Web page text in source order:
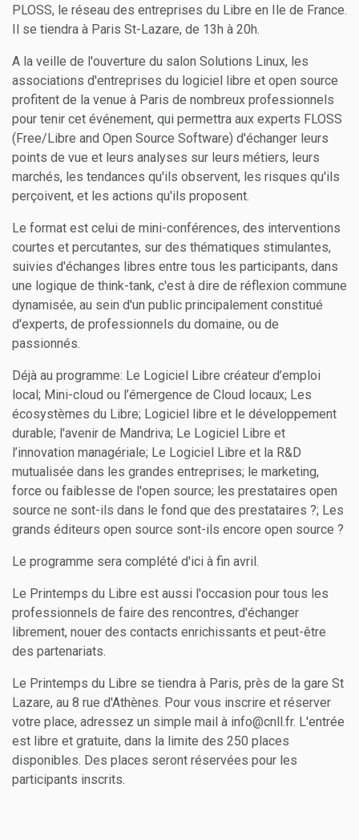
PLOSS, le réseau des entreprises du Libre en Ile de France.
Il se tiendra à Paris St-Lazare, de 13h à 20h.
A la veille de l'ouverture du salon Solutions Linux, les
associations d'entreprises du logiciel libre et open source
profitent de la venue à Paris de nombreux professionnels
pour tenir cet événement, qui permettra aux experts FLOSS
(Free/Libre and Open Source Software) d'échanger leurs
points de vue et leurs analyses sur leurs métiers, leurs
marchés, les tendances qu'ils observent, les risques qu'ils
perçoivent, et les actions qu'ils proposent.
Le format est celui de mini-conférences, des interventions
courtes et percutantes, sur des thématiques stimulantes,
suivies d'échanges libres entre tous les participants, dans
une logique de think-tank, c'est à dire de réflexion commune
dynamisée, au sein d'un public principalement constitué
d'experts, de professionnels du domaine, ou de
passionnés.
Déjà au programme: Le Logiciel Libre créateur d’emploi
local; Mini-cloud ou l’émergence de Cloud locaux; Les
écosystèmes du Libre; Logiciel libre et le développement
durable; l'avenir de Mandriva; Le Logiciel Libre et
l’innovation managériale; Le Logiciel Libre et la R&D
mutualisée dans les grandes entreprises; le marketing,
force ou faiblesse de l'open source; les prestataires open
source ne sont-ils dans le fond que des prestataires ?; Les
grands éditeurs open source sont-ils encore open source ?
Le programme sera complété d'ici à fin avril.
Le Printemps du Libre est aussi l'occasion pour tous les
professionnels de faire des rencontres, d'échanger
librement, nouer des contacts enrichissants et peut-être
des partenariats.
Le Printemps du Libre se tiendra à Paris, près de la gare St
Lazare, au 8 rue d'Athènes. Pour vous inscrire et réserver
votre place, adressez un simple mail à info@cnll.fr. L'entrée
est libre et gratuite, dans la limite des 250 places
disponibles. Des places seront réservées pour les
participants inscrits.